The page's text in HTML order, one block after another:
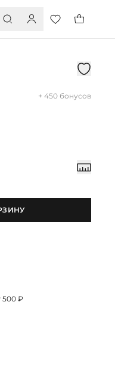
+ 450 бонусов
500 ₽